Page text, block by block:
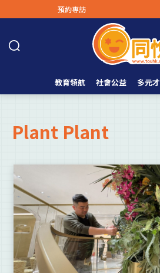
預約專訪
教育領航 社會公益 多元
Plant Plant